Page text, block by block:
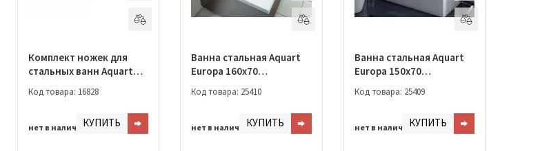
Комплект ножек для
стальных ванн Aquart
Код товара: 16828
нет в наличииКУПИТЬ
Ванна стальная Aquart
Europa 160x70
(B60E1200Z)
Код товара: 25410
нет в наличииКУПИТЬ
Ванна стальная Aquart
Europa 150x70
(B50E1200Z)
Код товара: 25409
нет в наличииКУПИТЬ